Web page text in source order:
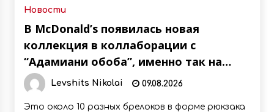
Новости
В McDonald’s появилась новая
коллекция в коллаборации с
“Адамиани обоба”, именно так на
грузинском звучит легендарный
“Человек-паук”
Levshits Nikolai 09.08.2026
Это около 10 разных брелоков в форме рюкзака